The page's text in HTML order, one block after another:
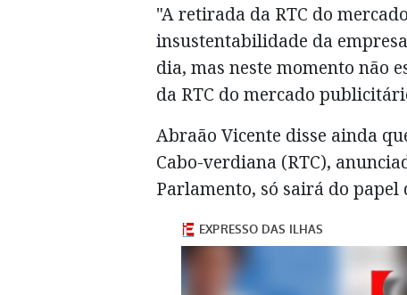
"A retirada da RTC do
insustentabilidade da
dia, mas neste momento não
da RTC do mercado
Abraão Vicente disse ainda
Cabo-verdiana (RTC),
Parlamento, só sairá do